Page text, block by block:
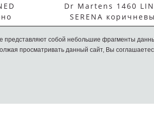
Dr Martens 1460
SERENA
15990 руб.
собой небольшие фрагменты
просматривать данный сайт, Вы